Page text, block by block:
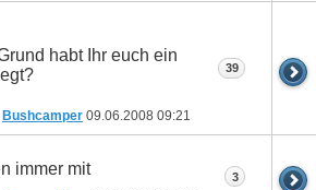
habt Ihr euch ein
Bushcamper 09.06.2008 09:21
39
immer mit 3